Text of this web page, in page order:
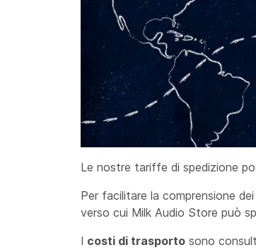
Le nostre tariffe di spedizione
Per facilitare la comprensione
verso cui Milk Audio Store può
I costi di trasporto sono